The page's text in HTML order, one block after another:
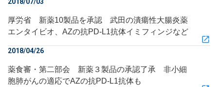
厚労省 新薬10製品を承認 武田の潰瘍性大腸炎薬
エンタイビオ、AZの抗PD-L1抗体イミフィンジなど
2018/04/26
薬食審・第二部会 新薬３製品の承認了承 非小細
胞肺がんの適応でAZの抗PD-L1抗体も